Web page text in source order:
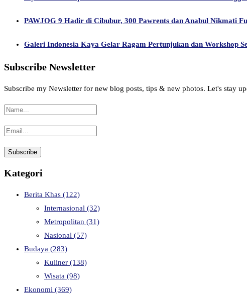
PAWJOG 9 Hadir di Cibubur, 300 Pawrents dan Anabul Nikmati
Galeri Indonesia Kaya Gelar Ragam Pertunjukan dan Workshop
Subscribe Newsletter
Subscribe my Newsletter for new blog posts, tips & new photos. Let's stay
Kategori
Berita Khas (122)
Internasional (32)
Metropolitan (31)
Nasional (57)
Budaya (283)
Kuliner (138)
Wisata (98)
Ekonomi (369)